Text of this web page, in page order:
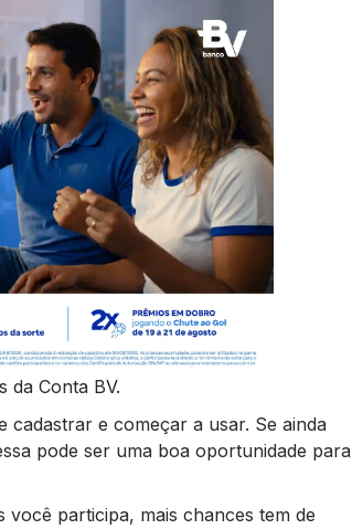
da Conta BV.
cadastrar e começar a usar. Se ainda
pode ser uma boa oportunidade para
participa, mais chances tem de